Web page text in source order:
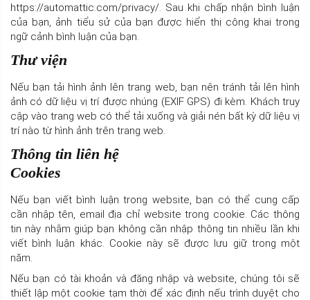
https://automattic.com/privacy/. Sau khi chấp nhận bình luận
của bạn, ảnh tiểu sử của bạn được hiển thị công khai trong
ngữ cảnh bình luận của bạn.
Thư viện
Nếu bạn tải hình ảnh lên trang web, bạn nên tránh tải lên hình
ảnh có dữ liệu vị trí được nhúng (EXIF GPS) đi kèm. Khách truy
cập vào trang web có thể tải xuống và giải nén bất kỳ dữ liệu vị
trí nào từ hình ảnh trên trang web.
Thông tin liên hệ
Cookies
Nếu bạn viết bình luận trong website, bạn có thể cung cấp
cần nhập tên, email địa chỉ website trong cookie. Các thông
tin này nhằm giúp bạn không cần nhập thông tin nhiều lần khi
viết bình luận khác. Cookie này sẽ được lưu giữ trong một
năm.
Nếu bạn có tài khoản và đăng nhập và website, chúng tôi sẽ
thiết lập một cookie tạm thời để xác định nếu trình duyệt cho